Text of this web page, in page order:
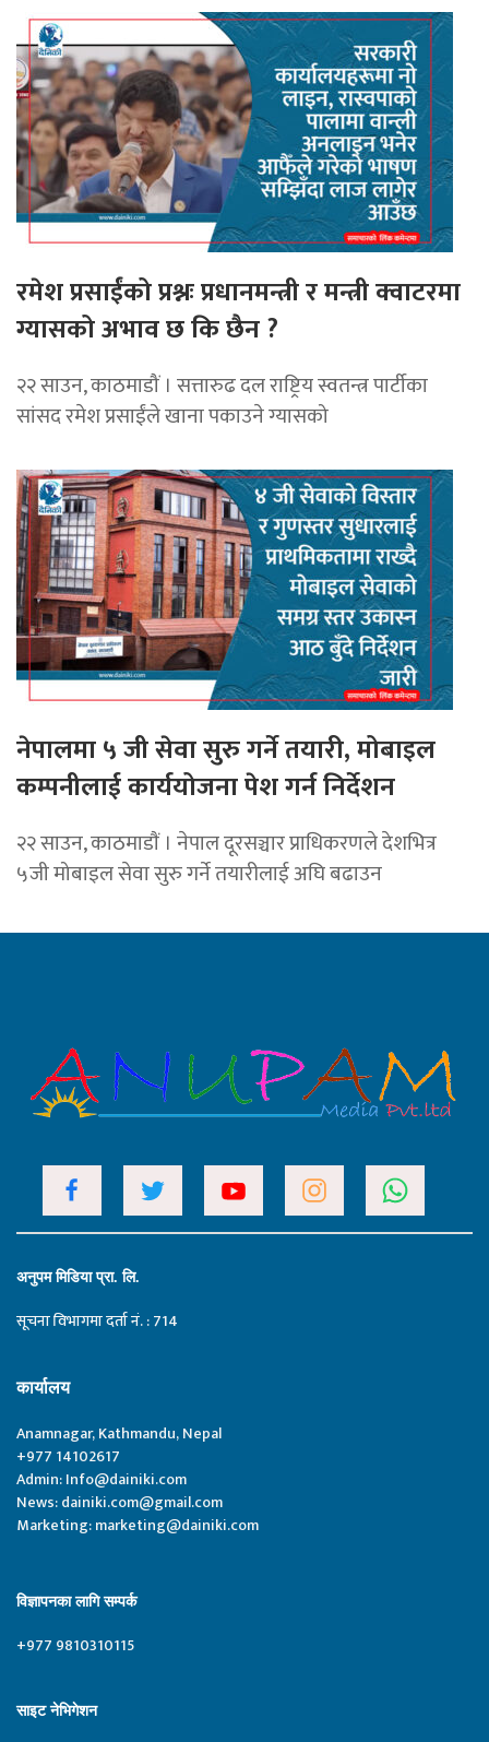
रमेश प्रसाईंको प्रश्नः प्रधानमन्त्री र मन्त्री क्वाटरमा
ग्यासको अभाव छ कि छैन ?
२२ साउन, काठमाडौं । सत्तारुढ दल राष्ट्रिय स्वतन्त्र पार्टीका
सांसद रमेश प्रसाईंले खाना पकाउने ग्यासको
नेपालमा ५ जी सेवा सुरु गर्ने तयारी, मोबाइल
कम्पनीलाई कार्ययोजना पेश गर्न निर्देशन
२२ साउन, काठमाडाैं । नेपाल दूरसञ्चार प्राधिकरणले देशभित्र
५जी मोबाइल सेवा सुरु गर्ने तयारीलाई अघि बढाउन
अनुपम मिडिया प्रा. लि.
सूचना विभागमा दर्ता नं. : 714
कार्यालय
Anamnagar, Kathmandu, Nepal
+977 14102617
Admin:Info@dainiki.com
News:dainiki.com@gmail.com
Marketing:marketing@dainiki.com
विज्ञापनका लागि सम्पर्क
+977 9810310115
साइट नेभिगेशन